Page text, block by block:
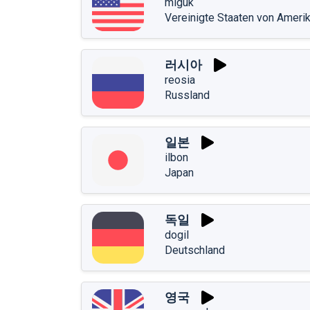
Vereinigte Staaten von
러시아
reosia
Russland
일본
ilbon
Japan
독일
dogil
Deutschland
영국